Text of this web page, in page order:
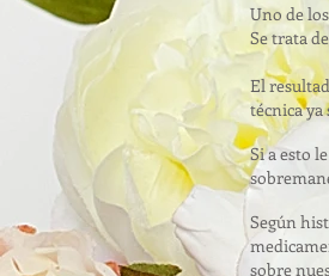
Uno de
Se trata
El
técnica
Si a esto
Según
sobre